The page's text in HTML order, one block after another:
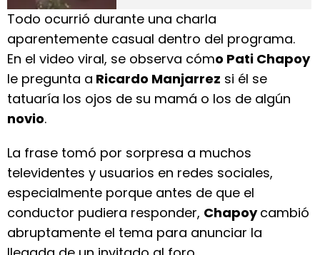
Todo ocurrió durante una charla
aparentemente casual dentro del programa.
En el video viral, se observa cómo Pati Chapoy
le pregunta a Ricardo Manjarrez si él se
tatuaría los ojos de su mamá o los de algún
novio.
La frase tomó por sorpresa a muchos
televidentes y usuarios en redes sociales,
especialmente porque antes de que el
conductor pudiera responder, Chapoycambió
abruptamente el tema para anunciar la